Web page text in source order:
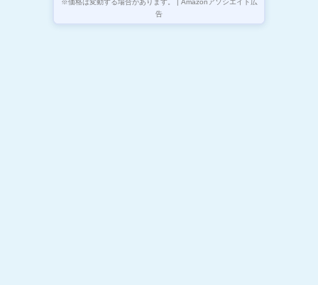
※価格は変動する場合があります。 | Amazonアソシエイト広
告